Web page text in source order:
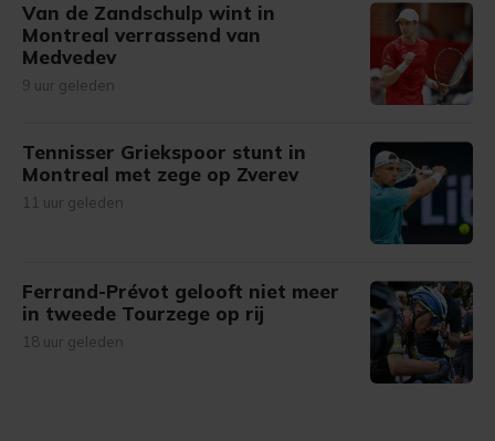
Van de Zandschulp wint in
Montreal verrassend van
Medvedev
9 uur geleden
Tennisser Griekspoor stunt in
Montreal met zege op Zverev
11 uur geleden
Ferrand-Prévot gelooft niet meer
in tweede Tourzege op rij
18 uur geleden